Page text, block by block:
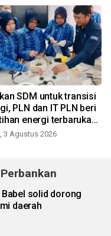
SDM untuk transisi
PLN dan IT PLN beri
energi terbarukan
SMA
3 Agustus 2026
solid dorong
daerah